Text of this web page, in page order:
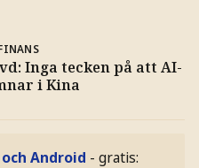
Inga tecken på att AI-
i Kina
Android - gratis: